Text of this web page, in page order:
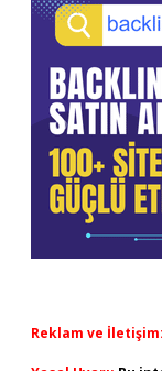
Reklam ve İletişim: